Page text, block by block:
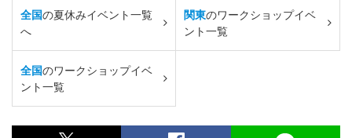
全国の夏休みイベント一覧
へ
関東のワークショップイベ
ント一覧
全国のワークショップイベ
ント一覧